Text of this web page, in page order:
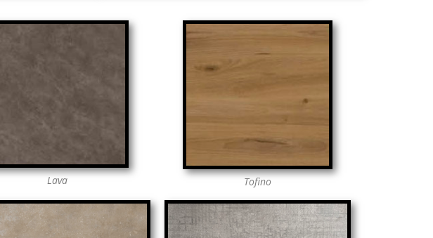
Lava Tofino